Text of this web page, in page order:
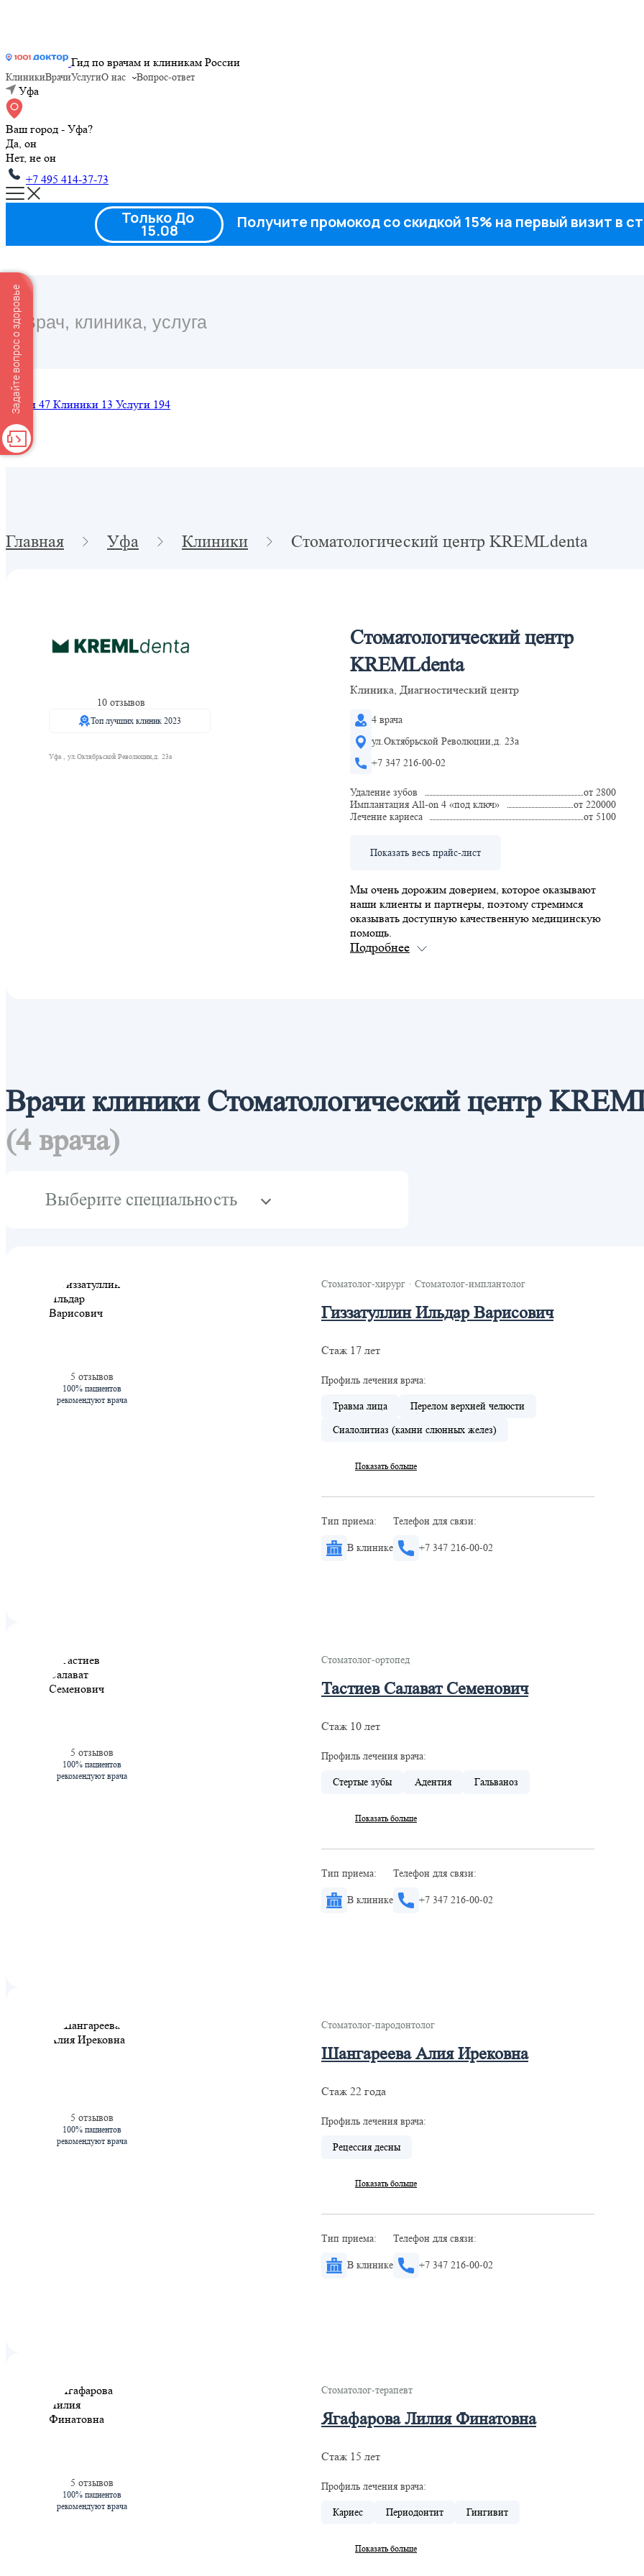
Гид по врачам и клиникам России
КлиникиВрачиУслугиО нас Вопрос-ответ
Уфа
Ваш город - Уфа?
Да, он
Нет, не он
+7 495 414-37-73
Врачи 47 Клиники 13 Услуги 194
Главная Уфа Клиники Стоматологический центр KREMLdenta
10 отзывов
Топ лучших клиник 2023
Уфа , ул.Октябрьской Революции,д. 23а
Стоматологический центр
KREMLdenta
Клиника, Диагностический центр
4 врача
ул.Октябрьской Революции,д. 23а
+7 347 216-00-02
Удаление зубов
от 2800
Имплантация All-on 4 «под ключ»
от 220000
Лечение кариеса
от 5100
Показать весь прайс-лист
Мы очень дорожим доверием, которое оказывают
наши клиенты и партнеры, поэтому стремимся
оказывать доступную качественную медицинскую
помощь.
Врачи клиники Стоматологический центр
(4 врача)
Выберите специальность
5 отзывов
100% пациентов
рекомендуют врача
Стоматолог-хирург · Стоматолог-имплантолог
Гиззатуллин Ильдар Варисович
Стаж 17 лет
Профиль лечения врача:
Травма лица Перелом верхней челюсти
Сиалолитиаз (камни слюнных желез)
Показать больше
Тип приема:
В клинике
Телефон для связи:
+7 347 216-00-02
5 отзывов
100% пациентов
рекомендуют врача
Стоматолог-ортопед
Тастиев Салават Семенович
Стаж 10 лет
Профиль лечения врача:
Стертые зубы Адентия Гальваноз
Показать больше
Тип приема:
В клинике
Телефон для связи:
+7 347 216-00-02
5 отзывов
100% пациентов
рекомендуют врача
Стоматолог-пародонтолог
Шангареева Алия Ирековна
Стаж 22 года
Профиль лечения врача:
Рецессия десны
Показать больше
Тип приема:
В клинике
Телефон для связи:
+7 347 216-00-02
5 отзывов
100% пациентов
рекомендуют врача
Стоматолог-терапевт
Ягафарова Лилия Финатовна
Стаж 15 лет
Профиль лечения врача:
Кариес Периодонтит Гингивит
Показать больше
Только До
15.08 Получите промокод со скидкой 15% на первый визит в
Задайте вопрос о здоровье